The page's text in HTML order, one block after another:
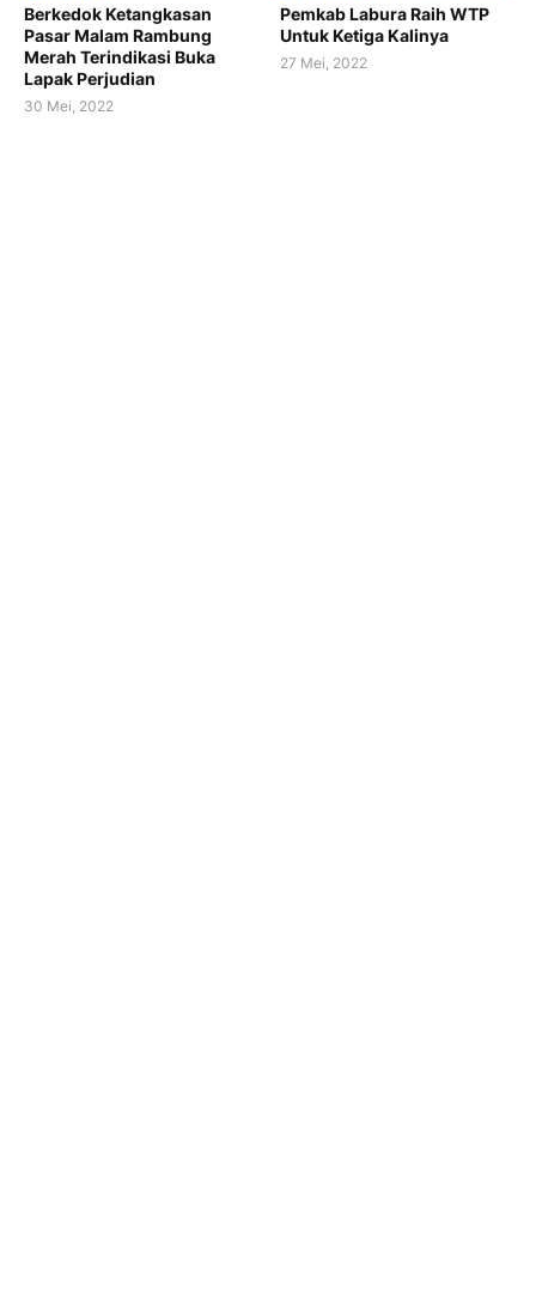
Berkedok Ketangkasan
Pasar Malam Rambung
Merah Terindikasi Buka
Lapak Perjudian
30 Mei, 2022
Pemkab Labura Raih WTP
Untuk Ketiga Kalinya
27 Mei, 2022